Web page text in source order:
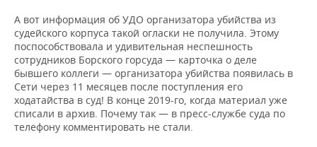
А вот информация об УДО организатора убийства из
судейского корпуса такой огласки не получила. Этому
поспособствовала и удивительная неспешность
сотрудников Борского горсуда — карточка о деле
бывшего коллеги — организатора убийства появилась в
Сети через 11 месяцев после поступления его
ходатайства в суд! В конце 2019-го, когда материал уже
списали в архив. Почему так — в пресс-службе суда по
телефону комментировать не стали.